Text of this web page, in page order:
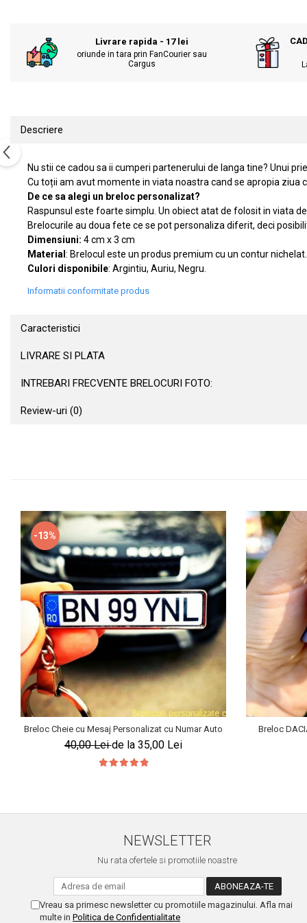
Moto
Pentru mama
Echipe de fotbal
Brelocuri cu mesaje amuzante
Dupa varsta
Nou nascuti
30 ani
50 ani
60 ani
Livrare rapida - 17 lei
oriunde in tara prin FanCourier sau
Cargus
Descriere
Nu stii ce cadou sa ii cumperi partenerului de langa tine? Unui
Cu toții am avut momente in viata noastra cand se apropia ziua
De ce sa alegi un breloc personalizat?
Raspunsul este foarte simplu. Un obiect atat de folosit in viata
Brelocurile au doua fete ce se pot personaliza diferit, deci
Dimensiuni: 4 cm x 3 cm
Material : Brelocul este un produs premium cu un contur
Culori disponibile: Argintiu, Auriu, Negru.
Informatii conformitate produs
Caracteristici
LIVRARE SI PLATA
INTREBARI FRECVENTE BRELOCURI FOTO:
Review-uri (0)
-13%
Breloc Cheie cu Mesaj Personalizat cu Numar Auto
40,00 Leide la 35,00 Lei
Breloc
NEWSLETTER
Nu rata ofertele si promotiile noastre
Vreau sa primesc newsletter cu promotiile magazinului. Afla mai
multe in Politica de Confidentialitate